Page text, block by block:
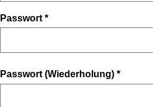
Passwort *
Passwort (Wiederholung) *